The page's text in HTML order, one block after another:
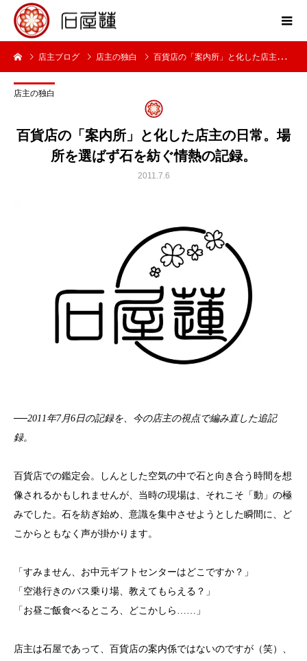
店主ブログ 店主の独白 百貨店の「案内所」と化した店主の日常。場所を選ばず石を紡ぐ情熱の記録。
店主の独白
百貨店の「案内所」と化した店主の日常。場
所を選ばず石を紡ぐ情熱の記録。
2011.7.6
──2011年7月6日の記録を、今の店主の視点で編み直した追記
録。
百貨店での鑑定会。しんとした空気の中で石と向き合う時間を想
像されるかもしれませんが、当時の現場は、それこそ「動」の極
みでした。石を紡ぎ始め、意識を集中させようとした瞬間に、ど
こからともなく声が掛かります。
「すみません、お中元ギフトセンターはどこですか？」
「空港行きのバス乗り場、教えてもらえる？」
「お昼ご飯食べるところ、どこかしら……」
店主は石屋であって、百貨店の案内係ではないのですが（笑）、